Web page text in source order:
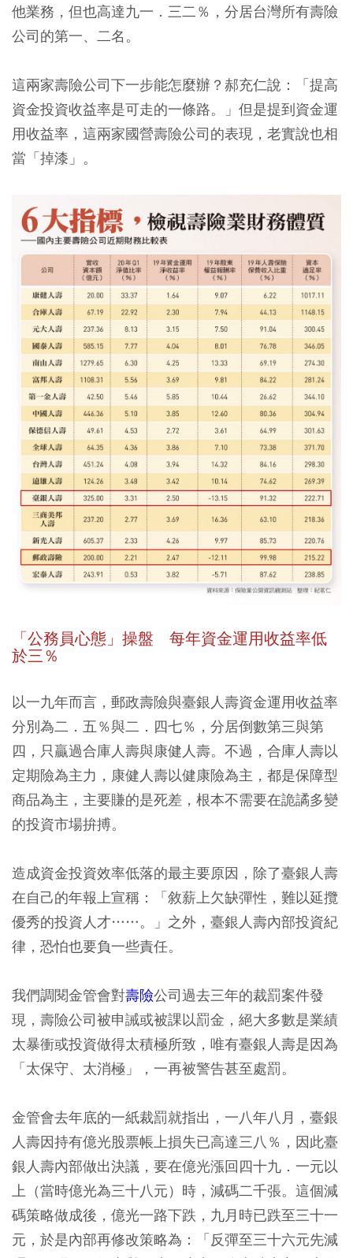
他業務，但也高達九一．三二％，分居台灣所有壽險
公司的第一、二名。
這兩家壽險公司下一步能怎麼辦？郝充仁說：「提高
資金投資收益率是可走的一條路。」但是提到資金運
用收益率，這兩家國營壽險公司的表現，老實說也相
當「掉漆」。
「公務員心態」操盤 每年資金運用收益率低
於三％
以一九年而言，郵政壽險與臺銀人壽資金運用收益率
分別為二．五％與二．四七％，分居倒數第三與第
四，只贏過合庫人壽與康健人壽。不過，合庫人壽以
定期險為主力，康健人壽以健康險為主，都是保障型
商品為主，主要賺的是死差，根本不需要在詭譎多變
的投資市場拚搏。
造成資金投資效率低落的最主要原因，除了臺銀人壽
在自己的年報上宣稱：「敘薪上欠缺彈性，難以延攬
優秀的投資人才……。」之外，臺銀人壽內部投資紀
律，恐怕也要負一些責任。
我們調閱金管會對壽險公司過去三年的裁罰案件發
現，壽險公司被申誡或被課以罰金，絕大多數是業績
太暴衝或投資做得太積極所致，唯有臺銀人壽是因為
「太保守、太消極」，一再被警告甚至處罰。
金管會去年底的一紙裁罰就指出，一八年八月，臺銀
人壽因持有億光股票帳上損失已高達三八％，因此臺
銀人壽內部做出決議，要在億光漲回四十九．一元以
上（當時億光為三十八元）時，減碼二千張。這個減
碼策略做成後，億光一路下跌，九月時已跌至三十一
元，於是內部再修改策略為：「反彈至三十六元先減